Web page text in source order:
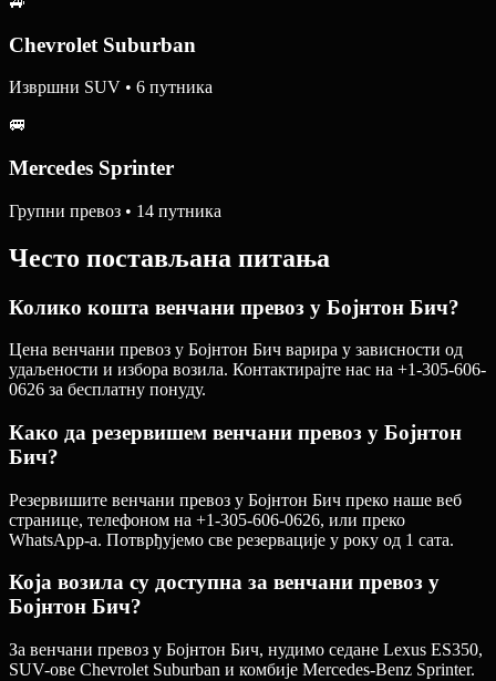
Chevrolet Suburban
Извршни SUV • 6 путника
🚐
Mercedes Sprinter
Групни превоз • 14 путника
Често постављана питања
Колико кошта венчани превоз у Бојнтон Бич?
Цена венчани превоз у Бојнтон Бич варира у зависности од
удаљености и избора возила. Контактирајте нас на +1-305-606-
0626 за бесплатну понуду.
Како да резервишем венчани превоз у Бојнтон
Бич?
Резервишите венчани превоз у Бојнтон Бич преко наше веб
странице, телефоном на +1-305-606-0626, или преко
WhatsApp-а. Потврђујемо све резервације у року од 1 сата.
Која возила су доступна за венчани превоз у
Бојнтон Бич?
За венчани превоз у Бојнтон Бич, нудимо седане Lexus ES350,
SUV-ове Chevrolet Suburban и комбије Mercedes-Benz Sprinter.